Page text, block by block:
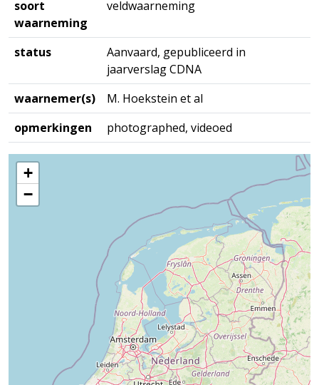
soort
waarneming
veldwaarneming
status
Aanvaard, gepubliceerd in
jaarverslag CDNA
waarnemer(s)
M. Hoekstein et al
opmerkingen
photographed, videoed
+
−